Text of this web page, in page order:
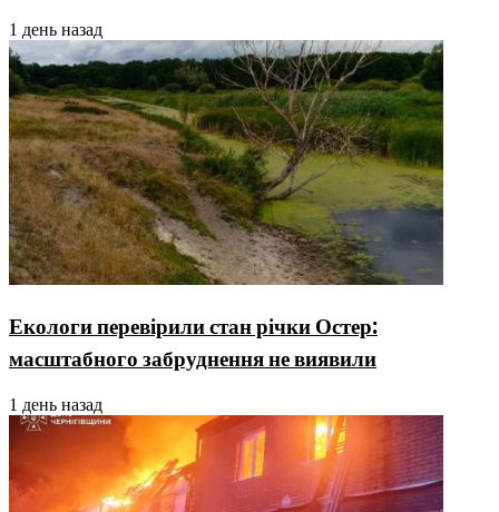
1 день назад
Екологи перевірили стан річки Остер:
масштабного забруднення не виявили
1 день назад